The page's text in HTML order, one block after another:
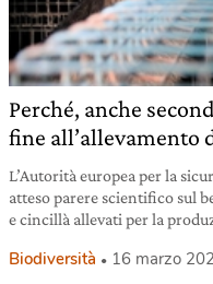
Perché, anche
fine all’allevamento
L’Autorità europea per la
atteso parere scientifico sul
e cincillà allevati per la
Biodiversità 16 marzo